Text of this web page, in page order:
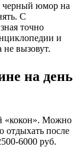
черный юмор на
С
точно
и
не вызовут.
на день
«кокон». Можно
отдыхать после
6000 руб.